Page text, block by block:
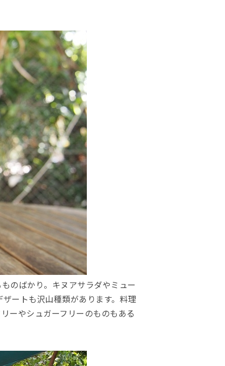
のばかり。キヌアサラダやミュー
ートも沢山種類があります。料理
ーやシュガーフリーのものもある